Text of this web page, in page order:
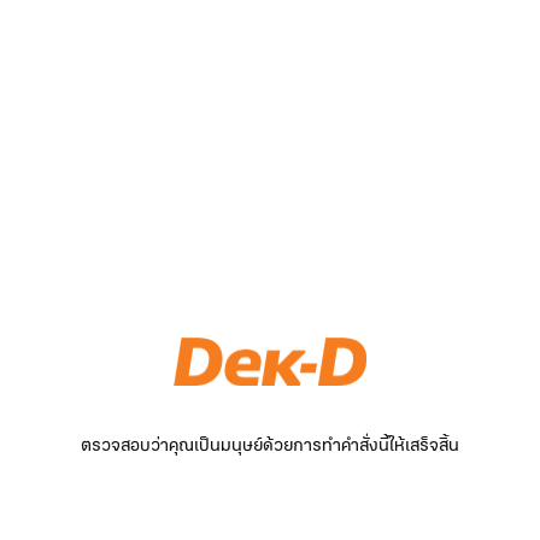
ตรวจสอบว่าคุณเป็นมนุษย์ด้วยการทำคำสั่งนี้ให้เสร็จสิ้น